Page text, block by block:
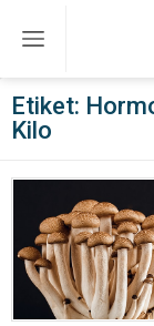
Etiket:
Kilo